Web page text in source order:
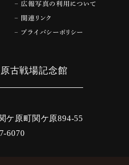
広報写真の利用について
関連リンク
プライバシーポリシー
古戦場記念館
ケ原町関ケ原894-55
6070